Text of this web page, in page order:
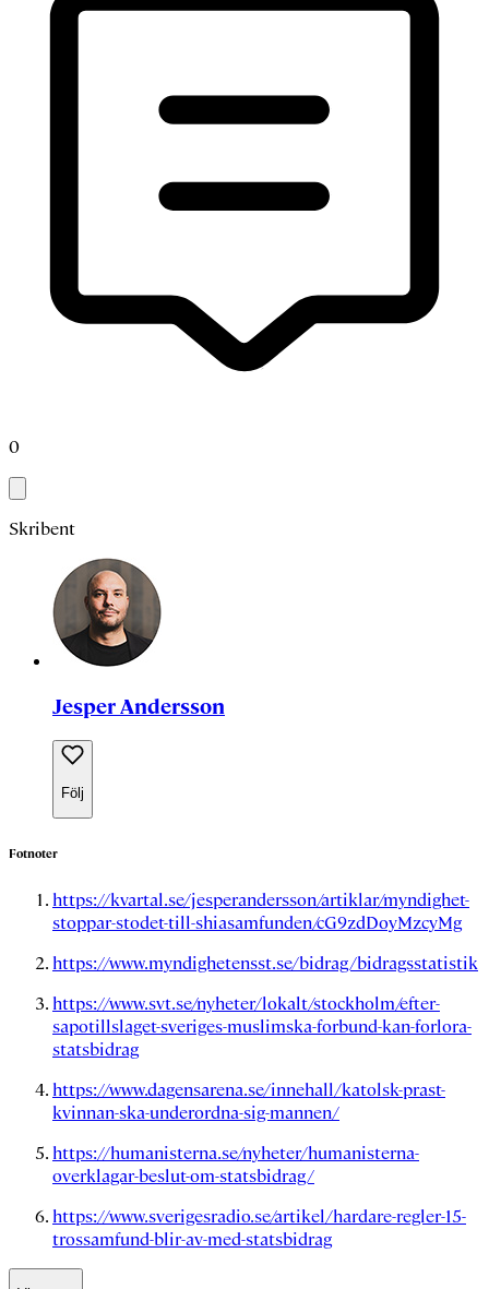
0
Skribent
Jesper Andersson
Följ
Fotnoter
https://kvartal.se/jesperandersson/artiklar/myndighet-
stoppar-stodet-till-shiasamfunden/cG9zdDoyMzcyMg
https://www.myndighetensst.se/bidrag/bidragsstatistik
https://www.svt.se/nyheter/lokalt/stockholm/efter-
sapotillslaget-sveriges-muslimska-forbund-kan-forlora-
statsbidrag
https://www.dagensarena.se/innehall/katolsk-prast-
kvinnan-ska-underordna-sig-mannen/
https://humanisterna.se/nyheter/humanisterna-
overklagar-beslut-om-statsbidrag/
https://www.sverigesradio.se/artikel/hardare-regler-15-
trossamfund-blir-av-med-statsbidrag